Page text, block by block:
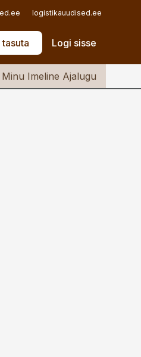
logistikauudised.ee
Logi sisse
Iseteenindus
Imeline Ajalugu
Minu Imeline Ajalugu